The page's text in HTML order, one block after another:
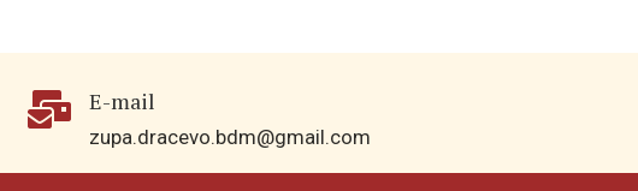
 E-mail
zupa.dracevo.bdm@gmail.com